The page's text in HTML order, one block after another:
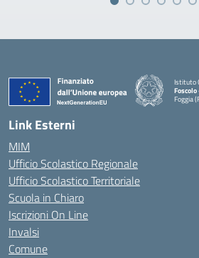
Istituto
Foscolo
Foggia
—
Link Esterni
MIM
Ufficio Scolastico Regionale
Ufficio Scolastico Territoriale
Scuola in Chiaro
Iscrizioni On Line
Invalsi
Comune